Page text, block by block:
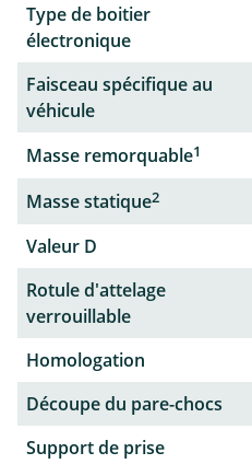
Type de boitier
électronique
Faisceau spécifique au
véhicule
Masse remorquable1
Masse statique2
Valeur D
Rotule d'attelage
verrouillable
Homologation
Découpe du pare-chocs
Support de prise